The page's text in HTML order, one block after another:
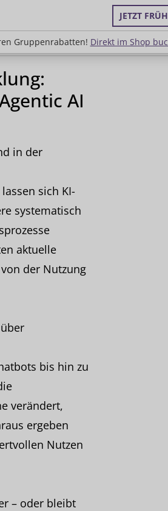
JETZT
Gruppenrabatten! Direkt im Shop
Gruppenrabatten!Direkt
AI
in der
sich KI-
systematisch
aktuelle
der Nutzung
bis hin zu
verändert,
ergeben
Nutzen
– oder bleibt